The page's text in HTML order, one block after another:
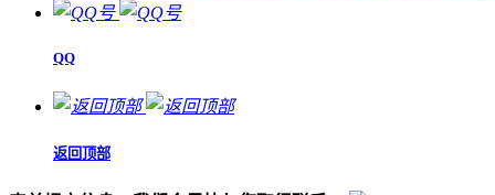
QQ
返回顶部